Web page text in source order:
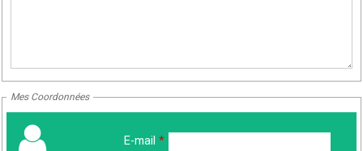
Mes Coordonnées
E-mail *